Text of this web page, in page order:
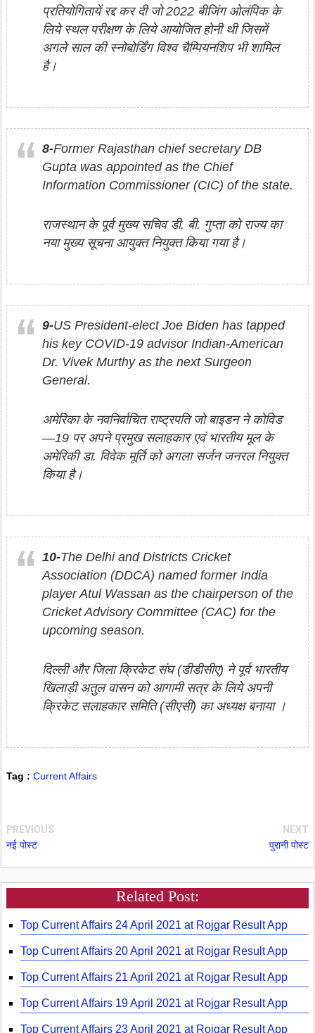
प्रतियोगितायें रद्द कर दी जो 2022 बीजिंग ओलंपिक के
लिये स्थल परीक्षण के लिये आयोजित होनी थी जिसमें
अगले साल की स्नोबोर्डिंग विश्व चैम्पियनशिप भी शामिल
है।
8-Former Rajasthan chief secretary DB
Gupta was appointed as the Chief
Information Commissioner (CIC) of the state.
राजस्थान के पूर्व मुख्य सचिव डी. बी. गुप्ता को राज्य का
नया मुख्य सूचना आयुक्त नियुक्त किया गया है।
9-US President-elect Joe Biden has tapped
his key COVID-19 advisor Indian-American
Dr. Vivek Murthy as the next Surgeon
General.
अमेरिका के नवनिर्वाचित राष्ट्रपति जो बाइडन ने कोविड
—19 पर अपने प्रमुख सलाहकार एवं भारतीय मूल के
अमेरिकी डा. विवेक मूर्ति को अगला सर्जन जनरल नियुक्त
किया है।
10-The Delhi and Districts Cricket
Association (DDCA) named former India
player Atul Wassan as the chairperson of the
Cricket Advisory Committee (CAC) for the
upcoming season.
दिल्ली और जिला क्रिकेट संघ (डीडीसीए) ने पूर्व भारतीय
खिलाड़ी अतुल वासन को आगामी सत्र के लिये अपनी
क्रिकेट सलाहकार समिति (सीएसी) का अध्यक्ष बनाया ।
Tag : Current Affairs
PREVIOUS
नई पोस्ट
NEXT
पुरानी पोस्ट
Related Post:
Top Current Affairs 24 April 2021 at Rojgar Result App
Top Current Affairs 20 April 2021 at Rojgar Result App
Top Current Affairs 21 April 2021 at Rojgar Result App
Top Current Affairs 19 April 2021 at Rojgar Result App
Top Current Affairs 23 April 2021 at Rojgar Result App